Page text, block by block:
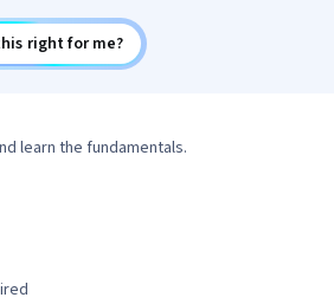
right for me?
learn the fundamentals.